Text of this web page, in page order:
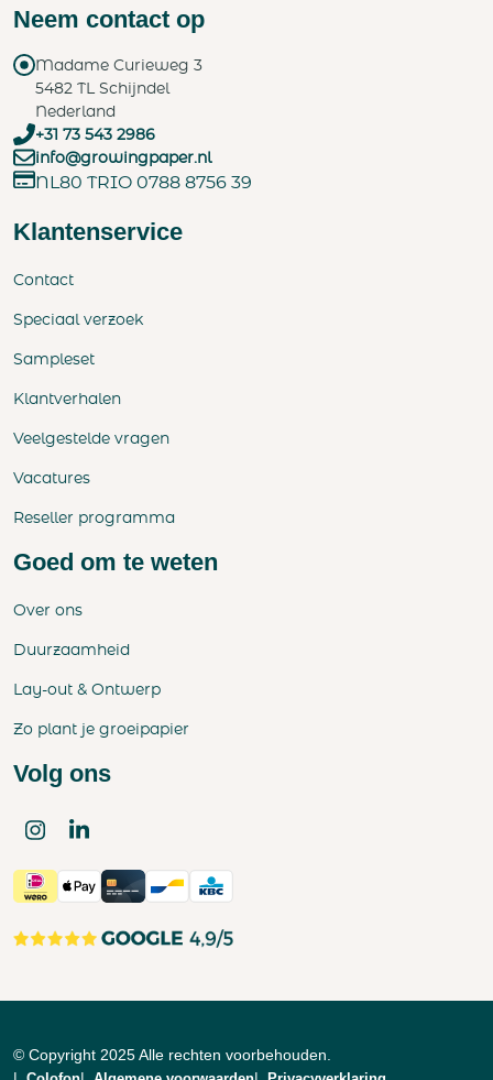
Neem contact op
Madame Curieweg 3
5482 TL Schijndel
Nederland
+31 73 543 2986
info@growingpaper.nl
NL80 TRIO 0788 8756 39
Klantenservice
Contact
Speciaal verzoek
Sampleset
Klantverhalen
Veelgestelde vragen
Vacatures
Reseller programma
Goed om te weten
Over ons
Duurzaamheid
Lay-out & Ontwerp
Zo plant je groeipapier
Volg ons
© Copyright 2025 Alle rechten voorbehouden.